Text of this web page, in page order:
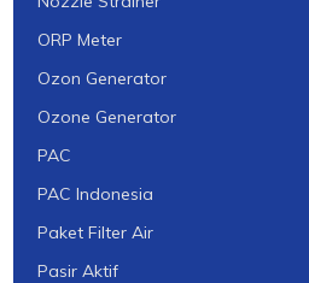
ORP Meter
Ozon Generator
Ozone Generator
PAC
PAC Indonesia
Paket Filter Air
Pasir Aktif